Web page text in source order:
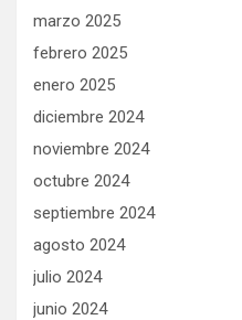
marzo 2025
febrero 2025
enero 2025
diciembre 2024
noviembre 2024
octubre 2024
septiembre 2024
agosto 2024
julio 2024
junio 2024